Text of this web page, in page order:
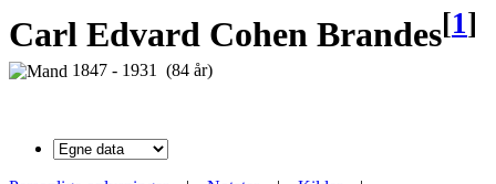
Carl Edvard Cohen Brandes[1]
1847 - 1931 (84 år)